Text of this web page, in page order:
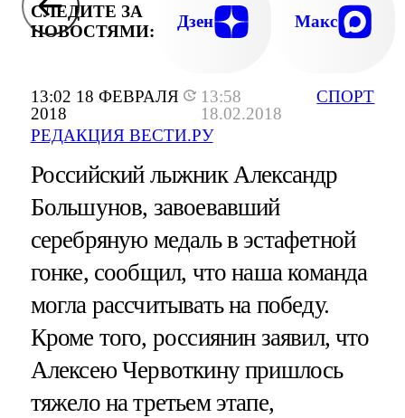
13:02 18 ФЕВРАЛЯ
2018
13:58
18.02.2018
РЕДАКЦИЯ ВЕСТИ.РУ
СПОРТ
СЛЕДИТЕ ЗА
НОВОСТЯМИ:
Дзен Макс
Российский лыжник Александр
Большунов, завоевавший
серебряную медаль в эстафетной
гонке, сообщил, что наша команда
могла рассчитывать на победу.
Кроме того, россиянин заявил, что
Алексею Червоткину пришлось
тяжело на третьем этапе,